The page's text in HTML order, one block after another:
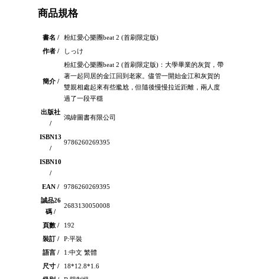
商品規格
書名 /
粉紅愛心樂團beat 2 (首刷限定版)
作者 /
しっけ
簡介 /
粉紅愛心樂團beat 2 (首刷限定版)：大學畢業的灰賀，帶
著一起同居的金江回到老家。儘管一開始金江和灰賀的
雙親相處起來有些尷尬，但隨後慢慢拉近距離，兩人度
過了一段平穩
出版社
/
鴻緯圖書有限公司
ISBN13
/
9786260269395
ISBN10
/
EAN /
9786260269395
誠品26
碼 /
2683130050008
頁數 /
192
裝訂 /
P:平裝
語言 /
1:中文 繁體
尺寸 /
18*12.8*1.6